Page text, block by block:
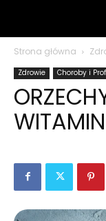
Strona główna
Zdrowie Choroby i